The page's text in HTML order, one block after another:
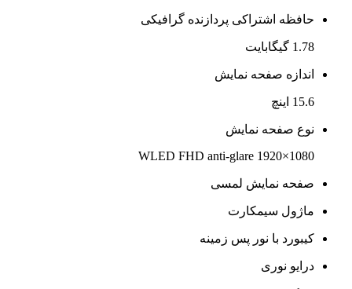
حافظه اشتراکی پردازنده گرافیکی
1.78 گیگابایت
اندازه صفحه نمایش
15.6 اینچ
نوع صفحه نمایش
WLED FHD anti-glare 1920×1080
صفحه نمایش لمسی
ماژول سیمکارت
کیبورد با نور پس زمینه
درایو نوری